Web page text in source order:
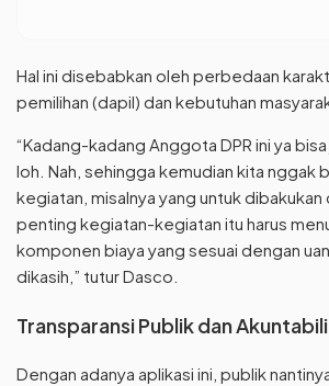
Hal ini disebabkan oleh perbedaan
pemilihan (dapil) dan kebutuhan
“Kadang-kadang Anggota DPR ini ya
loh. Nah, sehingga kemudian kita nggak
kegiatan, misalnya yang untuk dibakukan
penting kegiatan-kegiatan itu harus
komponen biaya yang sesuai dengan
dikasih,” tutur Dasco.
Transparansi Publik dan
Dengan adanya aplikasi ini, publik